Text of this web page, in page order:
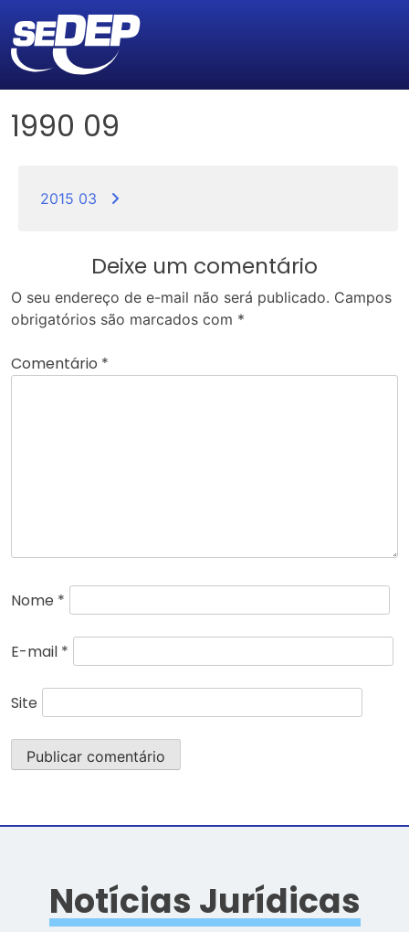
1990 09
2015 03
Deixe um comentário
O seu endereço de e-mail não será publicado. Campos
obrigatórios são marcados com *
Comentário *
Nome *
E-mail *
Site
Notícias Jurídicas